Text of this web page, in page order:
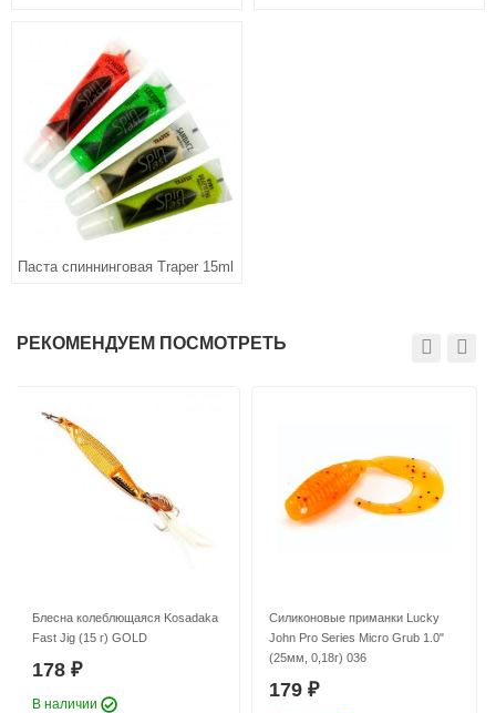
Паста спиннинговая Traper 15ml
РЕКОМЕНДУЕМ ПОСМОТРЕТЬ
Блесна колеблющаяся Kosadaka
Fast Jig (15 г) GOLD
178 ₽
В наличии
Силиконовые приманки Lucky
John Pro Series Micro Grub 1.0"
(25мм, 0,18г) 036
179 ₽